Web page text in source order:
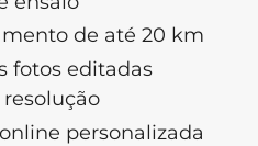
de até 20 km
fotos editadas
personalizada